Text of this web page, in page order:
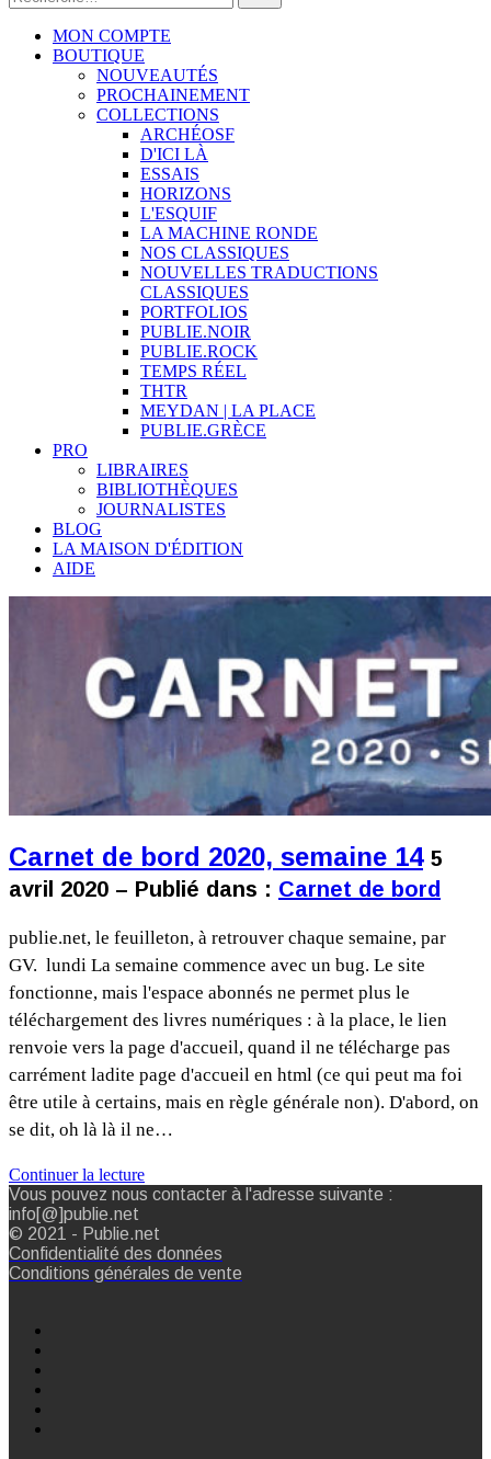
MON COMPTE
BOUTIQUE
NOUVEAUTÉS
PROCHAINEMENT
COLLECTIONS
ARCHÉOSF
D'ICI LÀ
ESSAIS
HORIZONS
L'ESQUIF
LA MACHINE RONDE
NOS CLASSIQUES
NOUVELLES TRADUCTIONS
CLASSIQUES
PORTFOLIOS
PUBLIE.NOIR
PUBLIE.ROCK
TEMPS RÉEL
THTR
MEYDAN | LA PLACE
PUBLIE.GRÈCE
PRO
LIBRAIRES
BIBLIOTHÈQUES
JOURNALISTES
BLOG
LA MAISON D'ÉDITION
AIDE
Carnet de bord 2020, semaine 14 5
avril 2020 – Publié dans : Carnet de bord
publie.net, le feuilleton, à retrouver chaque semaine, par
GV. lundi La semaine commence avec un bug. Le site
fonctionne, mais l'espace abonnés ne permet plus le
téléchargement des livres numériques : à la place, le lien
renvoie vers la page d'accueil, quand il ne télécharge pas
carrément ladite page d'accueil en html (ce qui peut ma foi
être utile à certains, mais en règle générale non). D'abord, on
se dit, oh là là il ne…
Continuer la lecture
Vous pouvez nous contacter à l'adresse suivante :
info[@]publie.net
© 2021 - Publie.net
Confidentialité des données
Conditions générales de vente